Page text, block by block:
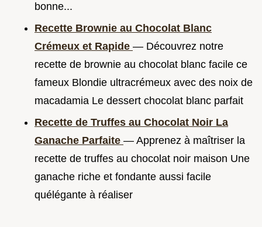
bonne...
Recette Brownie au Chocolat Blanc
Crémeux et Rapide — Découvrez notre
recette de brownie au chocolat blanc facile ce
fameux Blondie ultracrémeux avec des noix de
macadamia Le dessert chocolat blanc parfait
Recette de Truffes au Chocolat Noir La
Ganache Parfaite — Apprenez à maîtriser la
recette de truffes au chocolat noir maison Une
ganache riche et fondante aussi facile
quélégante à réaliser